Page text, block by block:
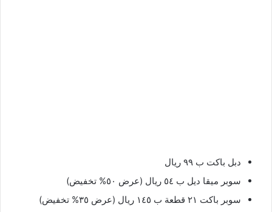
دبل باكت ب ٩٩ ريال
سوبر ميقا ديل ب ٥٤ ريال (عرض ٥٠% تخفيض)
سوبر باكت ٢١ قطعة ب ١٤٥ ريال (عرض ٣٥% تخفيض)